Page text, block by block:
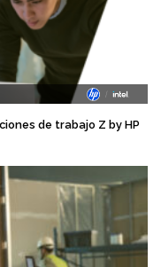
de trabajo Z by HP